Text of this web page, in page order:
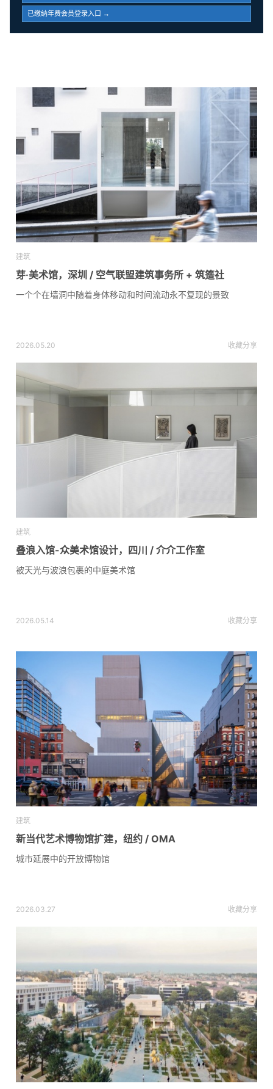
已缴纳年费会员登录入口 →
建筑
芽·美术馆，深圳 / 空气联盟建筑事务所 + 筑簉社
一个个在墙洞中随着身体移动和时间流动永不复现的景致
2026.05.20 收藏分享
建筑
叠浪入馆-众美术馆设计，四川 / 介介工作室
被天光与波浪包裹的中庭美术馆
2026.05.14 收藏分享
建筑
新当代艺术博物馆扩建，纽约 / OMA
城市延展中的开放博物馆
2026.03.27 收藏分享